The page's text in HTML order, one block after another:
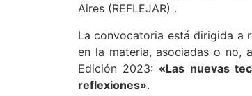
Aires (REFLEJAR) .
La convocatoria está dirigida a
en la materia, asociadas o no,
Edición 2023: «Las nuevas
reflexiones».